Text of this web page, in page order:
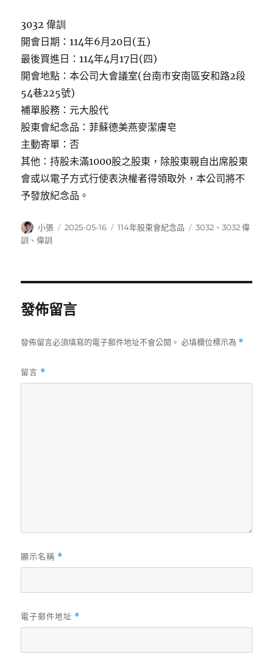
3032 偉訓
開會日期：114年6月20日(五)
最後買進日：114年4月17日(四)
開會地點：本公司大會議室(台南市安南區安和路2段
54巷225號)
補單股務：元大股代
股東會紀念品：菲蘇德美燕麥潔膚皂
主動寄單：否
其他：持股未滿1000股之股東，除股東親自出席股東
會或以電子方式行使表決權者得領取外，本公司將不
予發放紀念品。
作
者
小張
發
2025-05-16
分
114年股東會紀念品
標
3032 、3032 偉
訓 、偉訓
發佈留言
發佈留言必須填寫的電子郵件地址不會公開。 必填欄位標示為 *
留言 *
顯示名稱 *
電子郵件地址 *